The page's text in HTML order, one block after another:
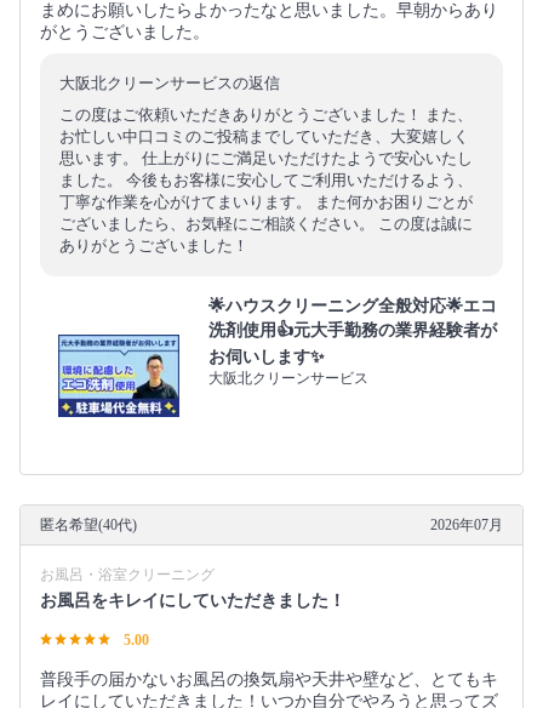
まめにお願いしたらよかったなと思いました。早朝からあり
がとうございました。
大阪北クリーンサービスの返信
この度はご依頼いただきありがとうございました！ また、
お忙しい中口コミのご投稿までしていただき、大変嬉しく
思います。 仕上がりにご満足いただけたようで安心いたし
ました。 今後もお客様に安心してご利用いただけるよう、
丁寧な作業を心がけてまいります。 また何かお困りごとが
ございましたら、お気軽にご相談ください。 この度は誠に
ありがとうございました！
🌟ハウスクリーニング全般対応🌟エコ
洗剤使用👍元大手勤務の業界経験者が
お伺いします✨
大阪北クリーンサービス
匿名希望(40代) 2026年07月
お風呂・浴室クリーニング
お風呂をキレイにしていただきました！
5.00
普段手の届かないお風呂の換気扇や天井や壁など、とてもキ
レイにしていただきました！いつか自分でやろうと思ってズ